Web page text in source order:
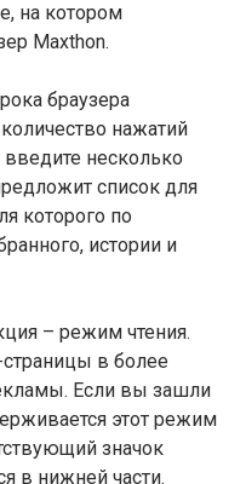
на котором
Maxthon.
браузера
нажатий
несколько
список для
которого по
истории и
– режим чтения.
в более
Если вы зашли
этот режим
значок
в нижней части.